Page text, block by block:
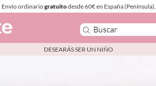
Envío ordinariogratuitodesde 60€ en España (Península).
DESEARÁS SER UN NIÑO